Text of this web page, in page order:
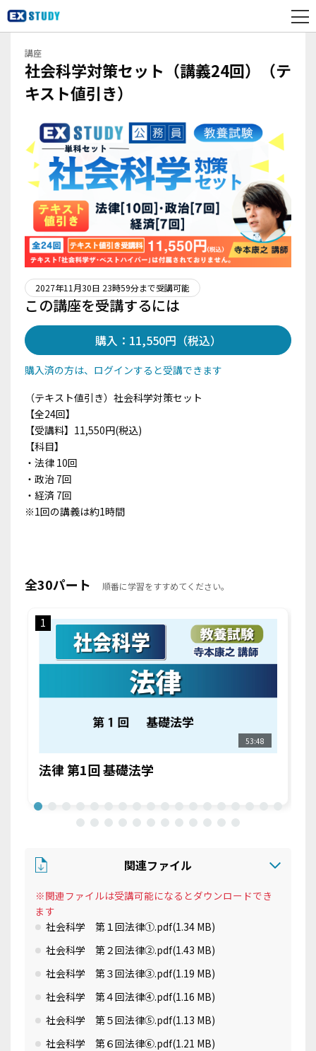
講座
社会科学対策セット（講義24回）（テ
キスト値引き）
2027年11月30日 23時59分まで受講可能
この講座を受講するには
購入：11,550円（税込）
購入済の方は、ログインすると受講できます
（テキスト値引き）社会科学対策セット
【全24回】
【受講料】11,550円(税込)
【科目】
・法律 10回
・政治 7回
・経済 7回
※1回の講義は約1時間
全30パート 順番に学習をすすめてください。
1
53:48
法律 第1回 基礎法学
関連ファイル
※関連ファイルは受講可能になるとダウンロードでき
ます
社会科学 第１回法律①.pdf(1.34 MB)
社会科学 第２回法律②.pdf(1.43 MB)
社会科学 第３回法律③.pdf(1.19 MB)
社会科学 第４回法律④.pdf(1.16 MB)
社会科学 第５回法律⑤.pdf(1.13 MB)
社会科学 第６回法律⑥.pdf(1.21 MB)